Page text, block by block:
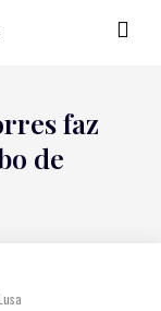
faz
de